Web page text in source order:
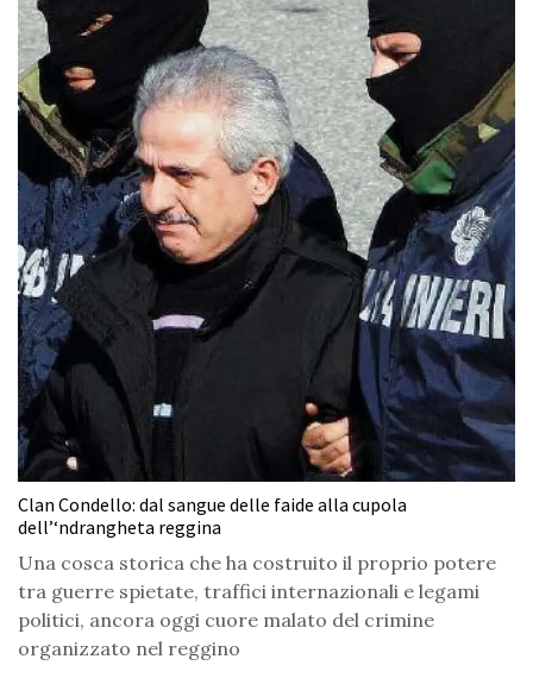
Clan Condello: dal sangue delle faide alla cupola
dell’‘ndrangheta reggina
Una cosca storica che ha costruito il proprio potere
tra guerre spietate, traffici internazionali e legami
politici, ancora oggi cuore malato del crimine
organizzato nel reggino